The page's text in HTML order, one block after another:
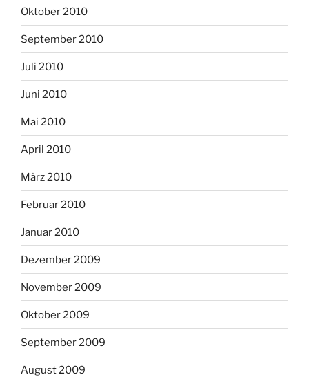
Oktober 2010
September 2010
Juli 2010
Juni 2010
Mai 2010
April 2010
März 2010
Februar 2010
Januar 2010
Dezember 2009
November 2009
Oktober 2009
September 2009
August 2009